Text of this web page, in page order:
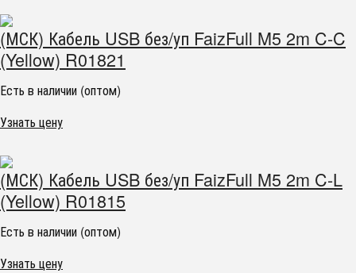
(МСК) Кабель USB без/уп FaizFull M5 2m C-C
(Yellow) R01821
Есть в наличии (оптом)
Узнать цену
(МСК) Кабель USB без/уп FaizFull M5 2m C-L
(Yellow) R01815
Есть в наличии (оптом)
Узнать цену